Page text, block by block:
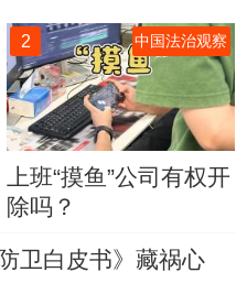
2 中国法治观察
上班“摸鱼”公司有权开
除吗？
卫白皮书》藏祸心